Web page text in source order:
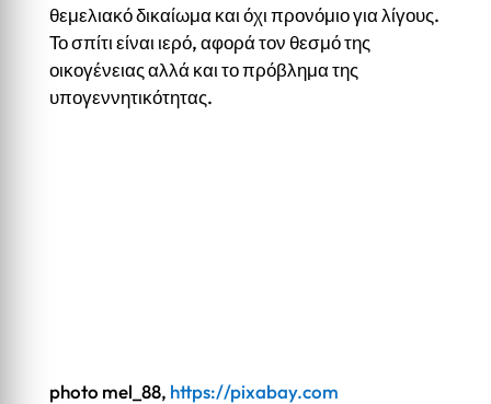
θεμελιακό δικαίωμα και όχι προνόμιο για λίγους.
Το σπίτι είναι ιερό, αφορά τον θεσμό της
οικογένειας αλλά και το πρόβλημα της
υπογεννητικότητας.
photo mel_88, https://pixabay.com